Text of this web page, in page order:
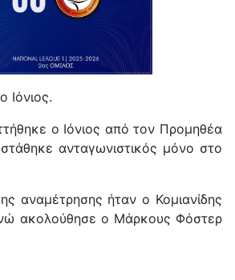
Ιόνιος.
ο Ιόνιος από τον Προμηθέα
ανταγωνιστικός μόνο στο
αναμέτρησης ήταν ο Κομιανίδης
ακολούθησε ο Μάρκους Φόστερ